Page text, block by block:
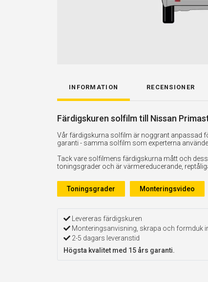
INFORMATION RECENSIONER
Färdigskuren solfilm till Nissan
Vår färdigskurna solfilm är noggrant anpassad
garanti - samma solfilm som experterna
Tack vare solfilmens färdigskurna mått och
toningsgrader och är värmereducerande,
Toningsgrader Monteringsvideo
Levereras färdigskuren
Monteringsanvisning, skrapa och formduk
2-5 dagars leveranstid
Högsta kvalitet med 15 års garanti.